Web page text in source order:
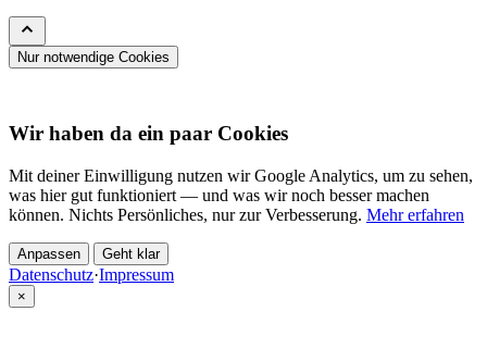
Nur notwendige Cookies
Wir haben da ein paar Cookies
Mit deiner Einwilligung nutzen wir Google Analytics, um zu sehen,
was hier gut funktioniert — und was wir noch besser machen
können. Nichts Persönliches, nur zur Verbesserung. Mehr erfahren
Anpassen Geht klar
Datenschutz·Impressum
×